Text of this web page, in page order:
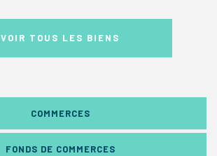
VOIR TOUS LES BIENS
COMMERCES
FONDS DE COMMERCES